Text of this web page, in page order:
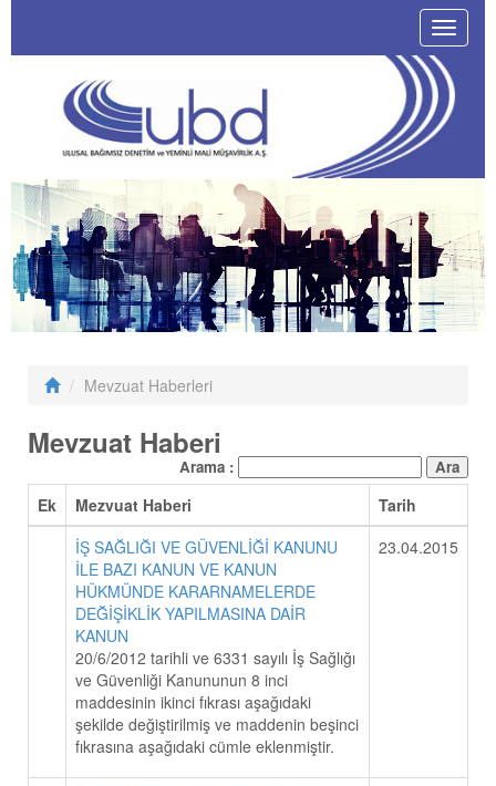
Toggle
Mevzuat Haberleri
Mevzuat Haberi
Arama :
Ek Mezvuat Haberi
Tarih
İŞ SAĞLIĞI VE GÜVENLİĞİ KANUNU
İLE BAZI KANUN VE KANUN
HÜKMÜNDE KARARNAMELERDE
DEĞİŞİKLİK YAPILMASINA DAİR
KANUN
20/6/2012 tarihli ve 6331 sayılı İş Sağlığı
ve Güvenliği Kanununun 8 inci
maddesinin ikinci fıkrası aşağıdaki
şekilde değiştirilmiş ve maddenin beşinci
fıkrasına aşağıdaki cümle eklenmiştir.
23.04.2015